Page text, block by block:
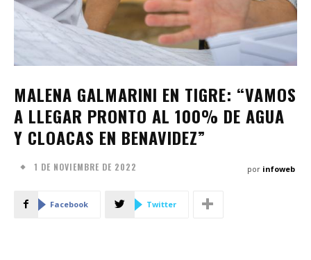
MALENA GALMARINI EN TIGRE: “VAMOS
A LLEGAR PRONTO AL 100% DE AGUA
Y CLOACAS EN BENAVIDEZ”
1 DE NOVIEMBRE DE 2022 por infoweb
Facebook Twitter